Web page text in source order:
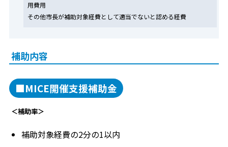
用費用
その他市長が補助対象経費として適当でないと認める経費
補助内容
■MICE開催支援補助金
＜補助率＞
補助対象経費の2分の1以内